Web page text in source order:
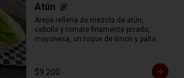
Atún
Arepa rellena de mezcla de atún,
cebolla y tomate finamente picado,
mayonesa, un toque de limon y palta
$9.200